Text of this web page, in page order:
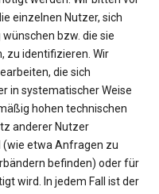
einzelnen Nutzer, sich
bzw. die sie
zu identifizieren. Wir
die sich
in systematischer Weise
hohen technischen
anderer Nutzer
etwa Anfragen zu
befinden) oder für
wird. In jedem Fall ist der